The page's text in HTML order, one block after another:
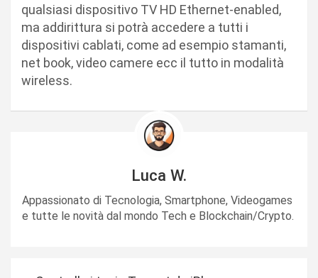
qualsiasi dispositivo TV HD Ethernet-enabled,
ma addirittura si potrà accedere a tutti i
dispositivi cablati, come ad esempio stamanti,
net book, video camere ecc il tutto in modalità
wireless.
Luca W.
Appassionato di Tecnologia, Smartphone, Videogames
e tutte le novità dal mondo Tech e Blockchain/Crypto.